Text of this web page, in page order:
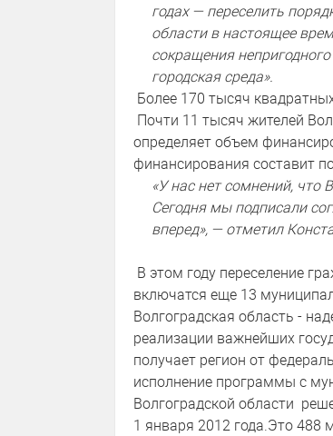
годах — переселить
области в настоящее
сокращения
городская среда».
Более 170 тысяч
Почти 11 тысяч жителей
определяет объем
финансирования составит
«У нас нет сомнений, что
Сегодня мы подписали
вперед», — отметил
В этом году переселение
включатся еще 13
Волгоградская область -
реализации важнейших
получает регион от
исполнение программы с
Волгоградской области
1 января 2012 года.Это